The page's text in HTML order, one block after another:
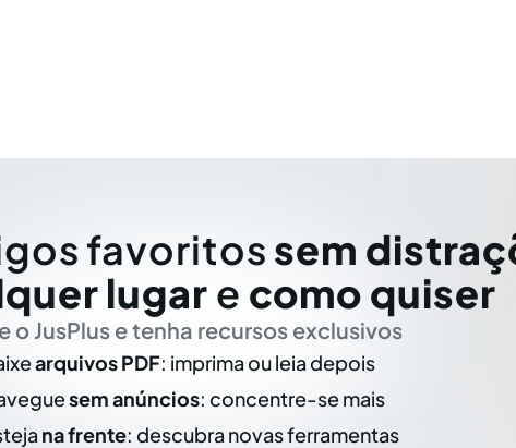
favoritos sem
lugar e como quiser
o JusPlus e tenha recursos exclusivos
arquivos PDF: imprima ou leia depois
sem anúncios: concentre-se mais
na frente: descubra novas ferramentas